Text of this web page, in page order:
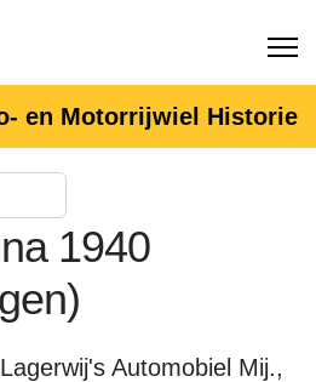
en Motorrijwiel Historie
1940
Automobiel Mij.,